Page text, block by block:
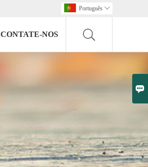

Português 
CONTATE-NOS